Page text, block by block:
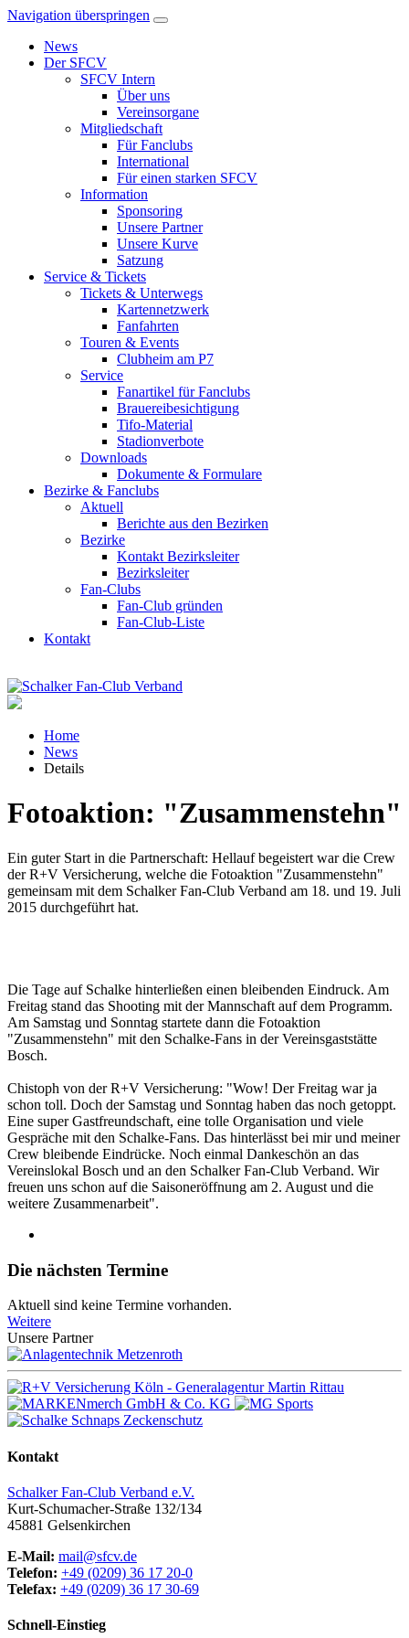
Navigation überspringen
News
Der SFCV
SFCV Intern
Über uns
Vereinsorgane
Mitgliedschaft
Für Fanclubs
International
Für einen starken SFCV
Information
Sponsoring
Unsere Partner
Unsere Kurve
Satzung
Service & Tickets
Tickets & Unterwegs
Kartennetzwerk
Fanfahrten
Touren & Events
Clubheim am P7
Service
Fanartikel für Fanclubs
Brauereibesichtigung
Tifo-Material
Stadionverbote
Downloads
Dokumente & Formulare
Bezirke & Fanclubs
Aktuell
Berichte aus den Bezirken
Bezirke
Kontakt Bezirksleiter
Bezirksleiter
Fan-Clubs
Fan-Club gründen
Fan-Club-Liste
Kontakt
Home
News
Details
Fotoaktion: "Zusammenstehn"
Ein guter Start in die Partnerschaft: Hellauf begeistert war die Crew
der R+V Versicherung, welche die Fotoaktion "Zusammenstehn"
gemeinsam mit dem Schalker Fan-Club Verband am 18. und 19. Juli
2015 durchgeführt hat.
Die Tage auf Schalke hinterließen einen bleibenden Eindruck. Am
Freitag stand das Shooting mit der Mannschaft auf dem Programm.
Am Samstag und Sonntag startete dann die Fotoaktion
"Zusammenstehn" mit den Schalke-Fans in der Vereinsgaststätte
Bosch.
Chistoph von der R+V Versicherung: "Wow! Der Freitag war ja
schon toll. Doch der Samstag und Sonntag haben das noch getoppt.
Eine super Gastfreundschaft, eine tolle Organisation und viele
Gespräche mit den Schalke-Fans. Das hinterlässt bei mir und meiner
Crew bleibende Eindrücke. Noch einmal Dankeschön an das
Vereinslokal Bosch und an den Schalker Fan-Club Verband. Wir
freuen uns schon auf die Saisoneröffnung am 2. August und die
weitere Zusammenarbeit".
Die nächsten Termine
Aktuell sind keine Termine vorhanden.
Weitere
Unsere Partner
Kontakt
Schalker Fan-Club Verband e.V.
Kurt-Schumacher-Straße 132/134
45881 Gelsenkirchen
E-Mail: mail@sfcv.de
Telefon: +49 (0209) 36 17 20-0
Telefax: +49 (0209) 36 17 30-69
Schnell-Einstieg